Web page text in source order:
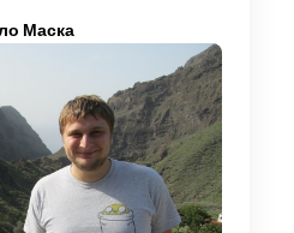
Маска